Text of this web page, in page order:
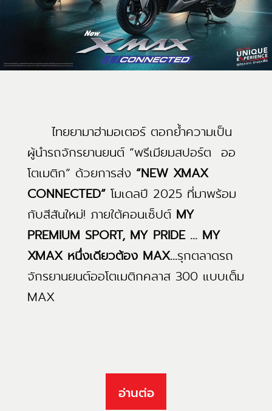
ไทยยามาฮ่ามอเตอร์ ตอกย้ำความเป็น
ผู้นำรถจักรยานยนต์ “พรีเมียมสปอร์ต ออ
โตเมติก” ด้วยการส่ง “NEW XMAX
CONNECTED”โมเดลปี 2025 ที่มาพร้อม
กับสีสันใหม่! ภายใต้คอนเซ็ปต์MY
PREMIUM SPORT, MY PRIDE … MY
XMAX หนึ่งเดียวต้อง MAX…รุกตลาดรถ
จักรยานยนต์ออโตเมติกคลาส 300 แบบเต็ม
MAX
อ่านต่อ